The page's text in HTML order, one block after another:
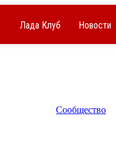
Лада Клуб Новости
Сообщество